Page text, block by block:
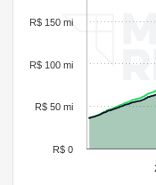
R$ 0
R$ 50 mi
R$ 100 mi
R$ 150 mi